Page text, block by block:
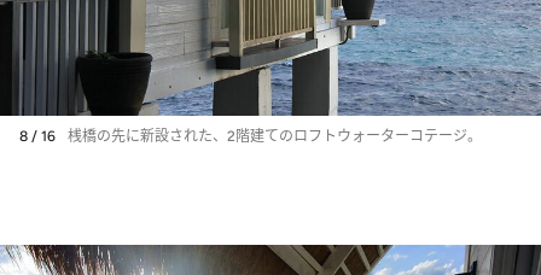
8 / 16 桟橋の先に新設された、2階建てのロフトウォーターコテージ。